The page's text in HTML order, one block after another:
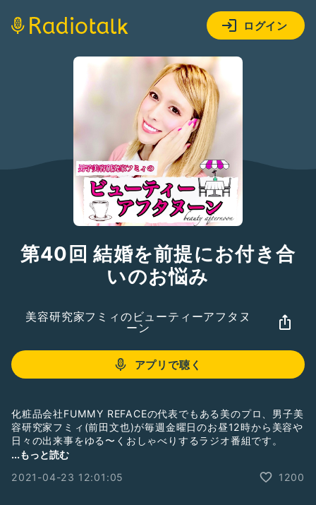
ログイン
第40回 結婚を前提にお付き合
いのお悩み
美容研究家フミィのビューティーアフタヌ
ーン
アプリで聴く
化粧品会社FUMMY REFACEの代表でもある美のプロ、男子美
容研究家フミィ(前田文也)が毎週金曜日のお昼12時から美容や
日々の出来事をゆる〜くおしゃべりするラジオ番組です。
ーーーーーー
フミーリフェイス公式HP:
https://www.fummyreface.com
...もっと読む
2021-04-23 12:01:05
1200